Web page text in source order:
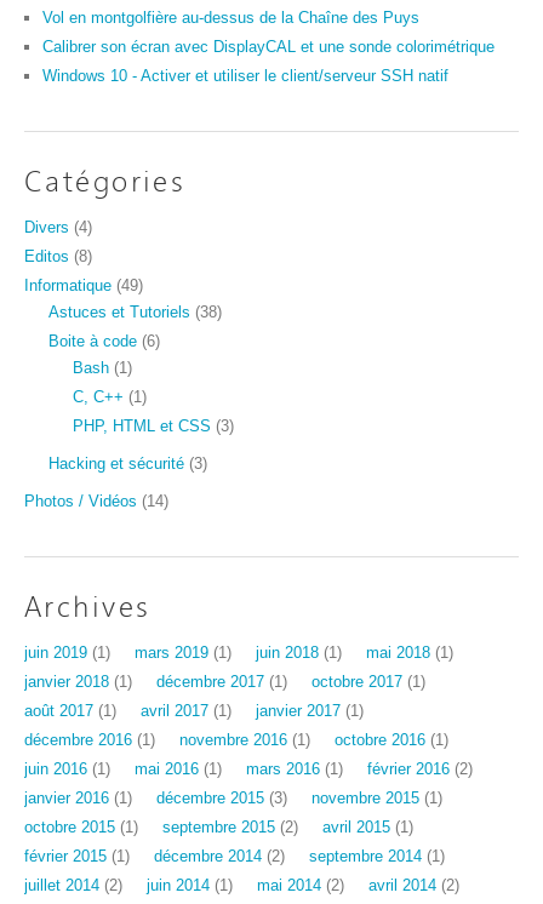
Vol en montgolfière au-dessus de la Chaîne des Puys
Calibrer son écran avec DisplayCAL et une sonde colorimétrique
Windows 10 - Activer et utiliser le client/serveur SSH natif
Catégories
Divers (4)
Editos (8)
Informatique (49)
Astuces et Tutoriels (38)
Boite à code (6)
Bash (1)
C, C++ (1)
PHP, HTML et CSS (3)
Hacking et sécurité (3)
Photos / Vidéos (14)
Archives
juin 2019 (1) mars 2019 (1) juin 2018 (1) mai 2018 (1)
janvier 2018 (1) décembre 2017 (1) octobre 2017 (1)
août 2017 (1) avril 2017 (1) janvier 2017 (1)
décembre 2016 (1) novembre 2016 (1) octobre 2016 (1)
juin 2016 (1) mai 2016 (1) mars 2016 (1) février 2016 (2)
janvier 2016 (1) décembre 2015 (3) novembre 2015 (1)
octobre 2015 (1) septembre 2015 (2) avril 2015 (1)
février 2015 (1) décembre 2014 (2) septembre 2014 (1)
juillet 2014 (2) juin 2014 (1) mai 2014 (2) avril 2014 (2)